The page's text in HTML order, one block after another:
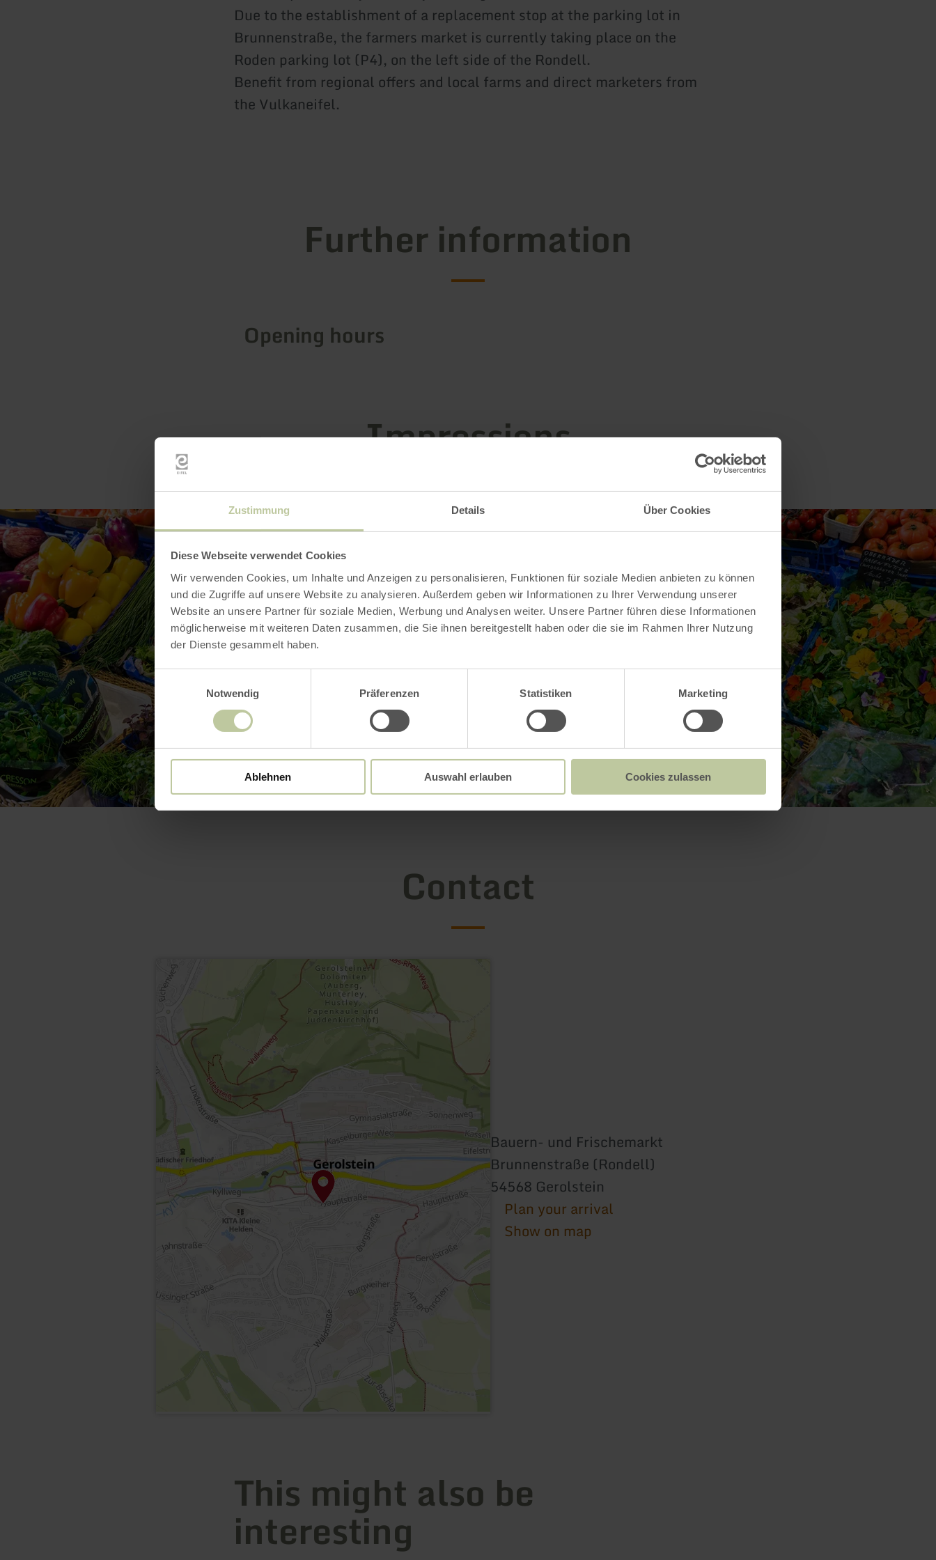
Zustimmung Details Über Cookies
Diese Webseite verwendet Cookies
Wir verwenden Cookies, um Inhalte und Anzeigen zu personalisieren, Funktionen für soziale Medien anbieten zu können
und die Zugriffe auf unsere Website zu analysieren. Außerdem geben wir Informationen zu Ihrer Verwendung unserer
Website an unsere Partner für soziale Medien, Werbung und Analysen weiter. Unsere Partner führen diese Informationen
möglicherweise mit weiteren Daten zusammen, die Sie ihnen bereitgestellt haben oder die sie im Rahmen Ihrer Nutzung
der Dienste gesammelt haben.
Einwilligungsauswahl
Notwendig
Präferenzen Statistiken Marketing
Ablehnen Auswahl erlauben Cookies zulassen
Due to the establishment of a replacement stop at the parking lot in
Brunnenstraße, the farmers market is currently taking place on the
Roden parking lot (P4), on the left side of the Rondell.
Benefit from regional offers and local farms and direct marketers from
the Vulkaneifel.
Further information
Opening hours
Impressions
Contact
Bauern- und Frischemarkt
Brunnenstraße (Rondell)
54568 Gerolstein
Plan your arrival
Show on map
This might also be
interesting